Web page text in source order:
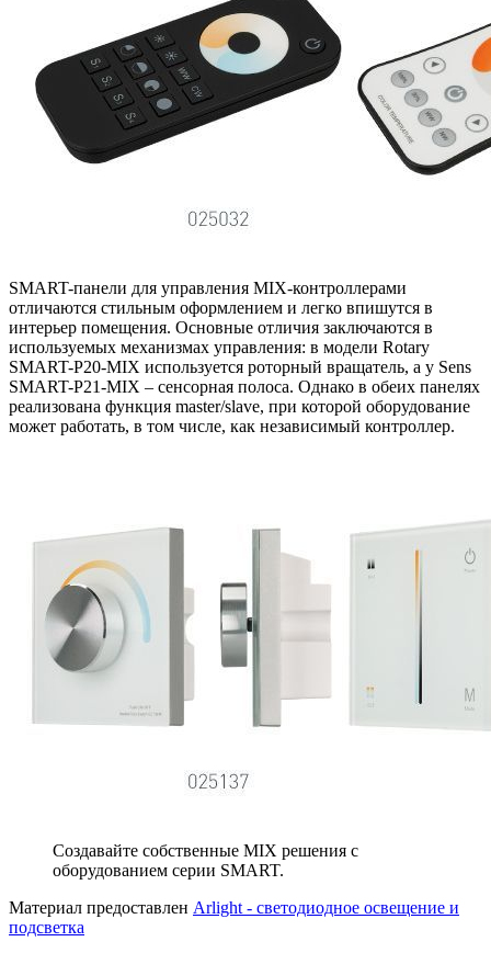
SMART-панели для управления MIX-контроллерами
отличаются стильным оформлением и легко впишутся в
интерьер помещения. Основные отличия заключаются в
используемых механизмах управления: в модели Rotary
SMART-P20-MIX используется роторный вращатель, а у Sens
SMART-P21-MIX – сенсорная полоса. Однако в обеих панелях
реализована функция master/slave, при которой оборудование
может работать, в том числе, как независимый контроллер.
Создавайте собственные MIX решения с
оборудованием серии SMART.
Материал предоставлен Arlight - светодиодное освещение и
подсветка